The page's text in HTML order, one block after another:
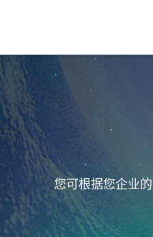
您可根据您企业